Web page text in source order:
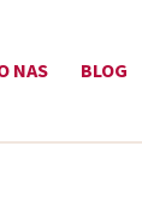
NAS BLOG